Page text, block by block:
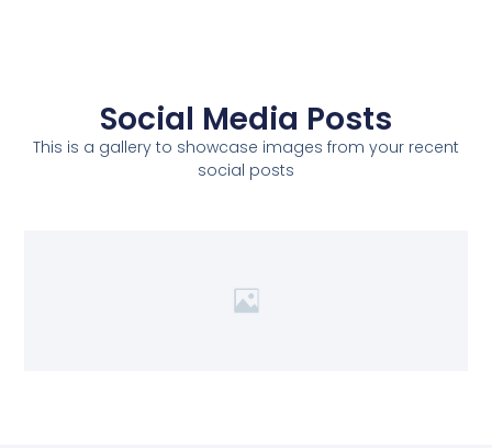
Social Media Posts
This is a gallery to showcase images from your recent
social posts